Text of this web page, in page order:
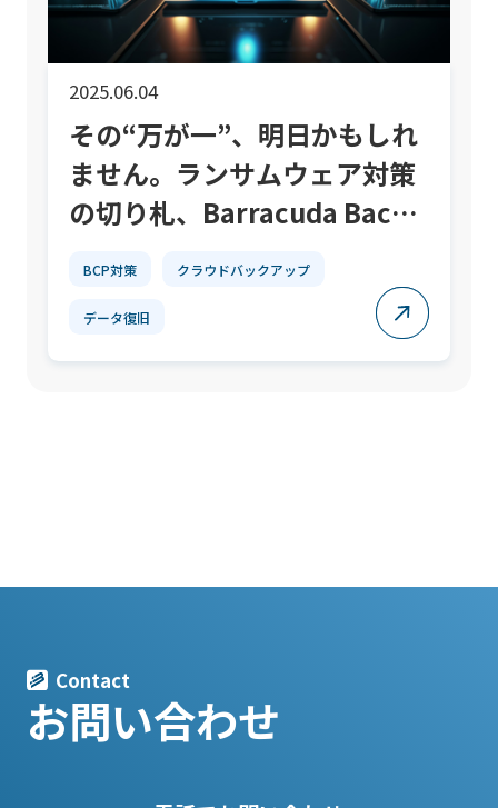
2025.06.04
その“万が一”、明日かもしれ
ません。ランサムウェア対策
の切り札、Barracuda Backu
BCP対策 クラウドバックアップ
データ復旧
Contact
お問い合わせ